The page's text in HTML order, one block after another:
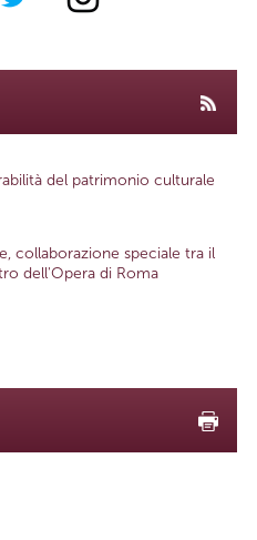
del patrimonio culturale
collaborazione speciale tra il
dell'Opera di Roma